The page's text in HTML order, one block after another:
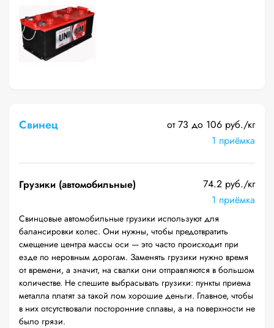
Свинец
от 73 до 106 руб./кг
1 приёмка
Грузики (автомобильные)
74.2 руб./кг
1 приёмка
Свинцовые автомобильные грузики используют для
балансировки колес. Они нужны, чтобы предотвратить
смещение центра массы оси — это часто происходит при
езде по неровным дорогам. Заменять грузики нужно время
от времени, а значит, на свалки они отправляются в большом
количестве. Не спешите выбрасывать грузики: пункты приема
металла платят за такой лом хорошие деньги. Главное, чтобы
в них отсутствовали посторонние сплавы, а на поверхности не
было грязи.